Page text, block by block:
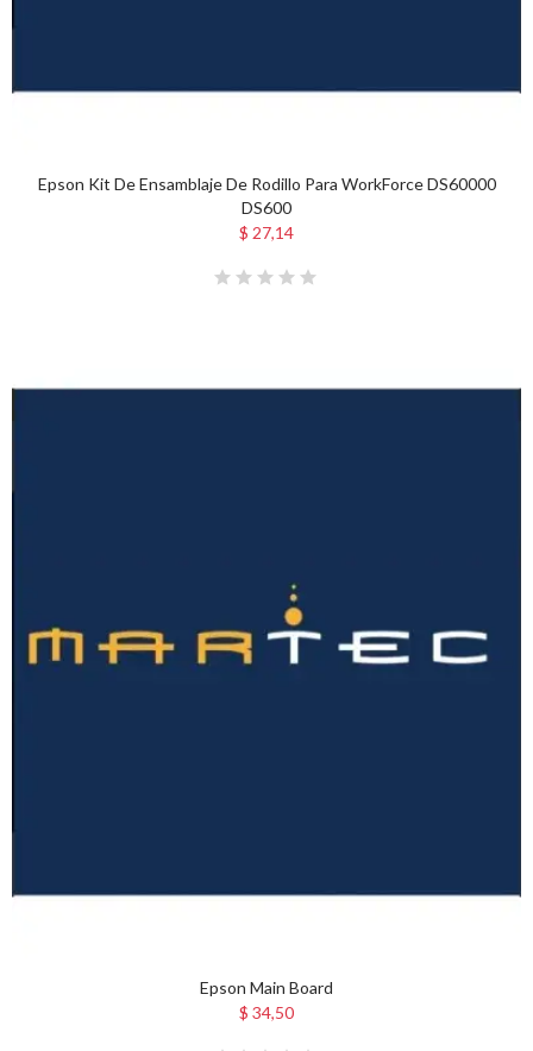
Epson Kit De Ensamblaje De Rodillo Para WorkForce DS60000
DS600
$ 27,14
Epson Main Board
$ 34,50